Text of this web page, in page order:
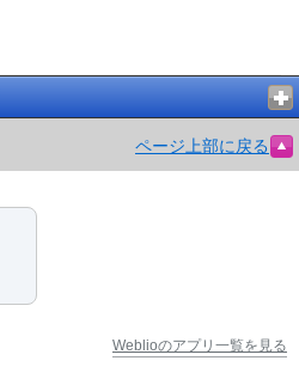
ページ上部に戻る
Weblioのアプリ一覧を見る